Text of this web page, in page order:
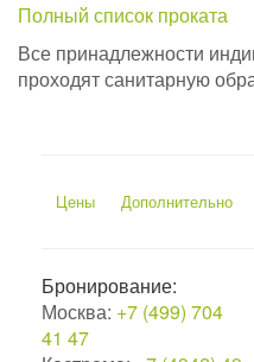
Полный список проката
Все принадлежности
проходят санитарную
Цены Дополнительно
Бронирование:
Москва: +7 (499) 704
41 47